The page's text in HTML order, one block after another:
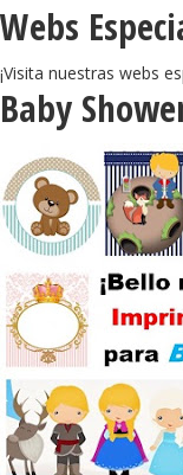
Webs
¡Visita nuestras webs
Baby